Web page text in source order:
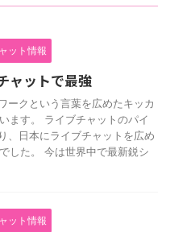
ット情報
ャットで最強
ークという言葉を広めたキッカ
ます。 ライブチャットのパイ
、日本にライブチャットを広め
した。 今は世界中で最新鋭シ
ット情報